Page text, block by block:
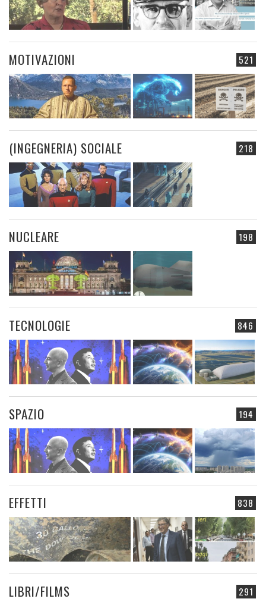
521
MOTIVAZIONI
218
(INGEGNERIA) SOCIALE
198
NUCLEARE
846
TECNOLOGIE
194
SPAZIO
838
EFFETTI
291
LIBRI/FILMS